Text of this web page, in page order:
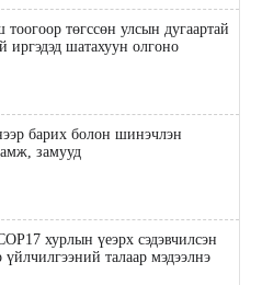
төгссөн улсын дугаартай
иргэдэд шатахуун олгоно
барих болон шинэчлэн
замууд
хурлын үеэрх сэдэвчилсэн
үйлчилгээний талаар мэдээлнэ